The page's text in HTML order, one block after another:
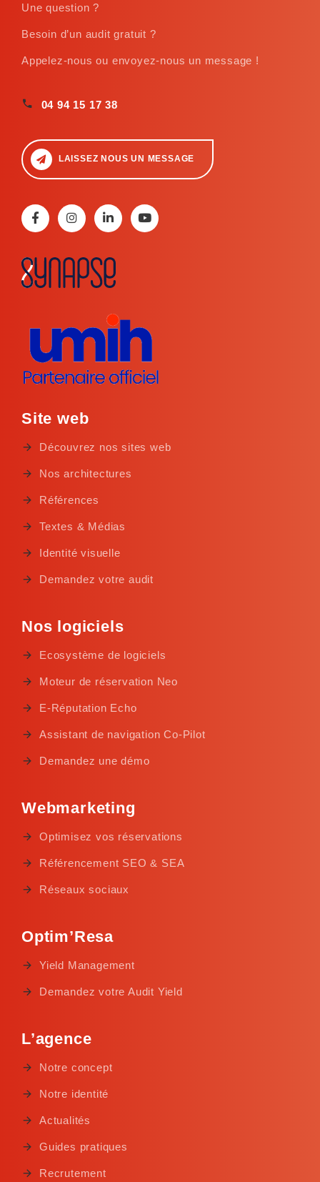
Une question ?
Besoin d’un audit gratuit ?
Appelez-nous ou envoyez-nous un message !
04 94 15 17 38
LAISSEZ NOUS UN MESSAGE
Site web
Découvrez nos sites web
Nos architectures
Références
Textes & Médias
Identité visuelle
Demandez votre audit
Nos logiciels
Ecosystème de logiciels
Moteur de réservation Neo
E-Réputation Echo
Assistant de navigation Co-Pilot
Demandez une démo
Webmarketing
Optimisez vos réservations
Référencement SEO & SEA
Réseaux sociaux
Optim’Resa
Yield Management
Demandez votre Audit Yield
L’agence
Notre concept
Notre identité
Actualités
Guides pratiques
Recrutement